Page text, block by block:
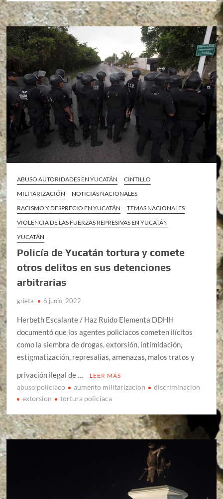
ABUSO AUTORIDADES EN YUCATÁN
CINTILLO
MILITARIZACIÓN
NOTICIAS NACIONALES
RACISMO Y DESPRECIO EN YUCATÁN
TEMAS NACIONALES
VIOLENCIA DE LAS FUERZAS REPRESIVAS EN YUCATÁN
YUCATÁN
Policía de Yucatán tortura y comete
otros delitos en sus detenciones
arbitrarias
grieta 6 junio, 2022
Herbeth Escalante / Haz Ruido Elementa DDHH
documentó que los agentes policiacos cometen ilícitos
como la siembra de drogas, extorsión, intimidación,
estigmatización, represalias, amenazas, malos tratos y
privación ilegal de …
LEER MÁS
abuso policiaco aumento militarizacion
discriminacion
extorsion
tortura policiaca